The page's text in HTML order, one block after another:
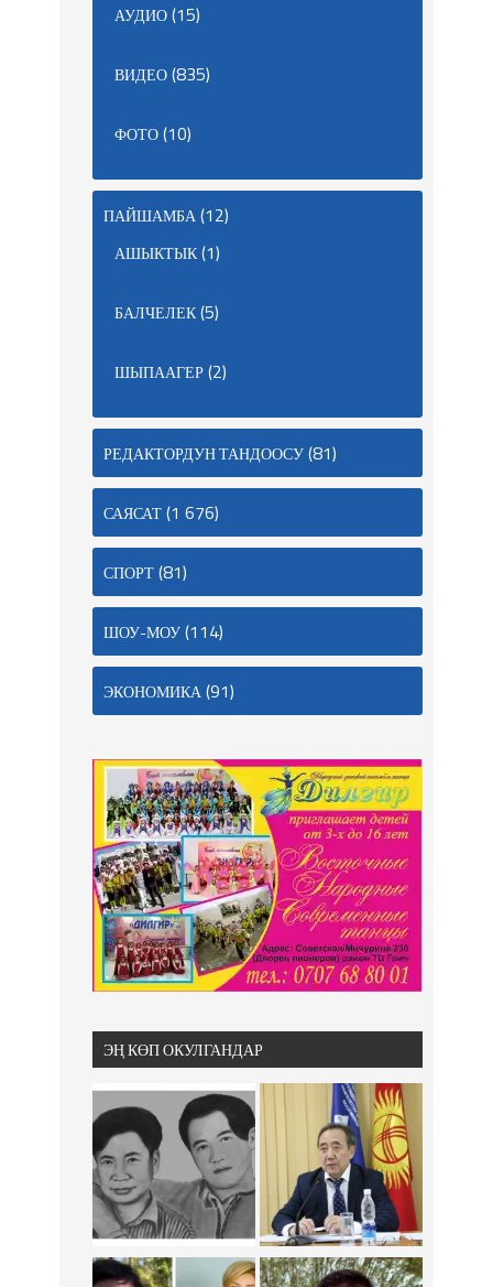
АУДИО(15)
ВИДЕО(835)
ФОТО(10)
ПАЙШАМБА(12)
АШЫКТЫК(1)
БАЛЧЕЛЕК(5)
ШЫПААГЕР(2)
РЕДАКТОРДУН ТАНДООСУ(81)
САЯСАТ(1 676)
СПОРТ(81)
ШОУ-МОУ(114)
ЭКОНОМИКА(91)
ЭҢ КӨП ОКУЛГАНДАР